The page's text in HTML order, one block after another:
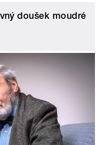
doušek moudré